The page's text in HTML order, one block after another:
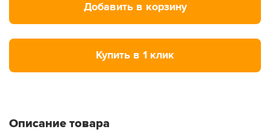
Добавить в корзину
Купить в 1 клик
Описание товара